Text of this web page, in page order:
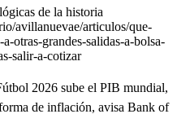
de la historia
avillanuevae/articulos/que-
otras-grandes-salidas-a-bolsa-
salir-a-cotizar
2026 sube el PIB mundial,
de inflación, avisa Bank of